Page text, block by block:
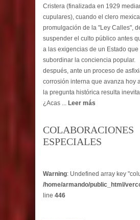
Cristera (finalizada en 1929
cupulares), cuando el clero
promulgación de la "Ley Calles",
suspender el culto público antes
a las exigencias de un Estado
subordinar la conciencia popular.
después, ante un proceso de
corrosión interna que avanza hoy
la pregunta histórica resulta
¿Acas ... Leer más
COLABORACIONES
ESPECIALES
Warning: Undefined array key
/home/armando/public_html/
line 446